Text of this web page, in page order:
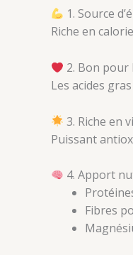
1. Source
Riche en
2. Bon
Les acides
3. Riche en
Puissant
4. Apport
Fibres